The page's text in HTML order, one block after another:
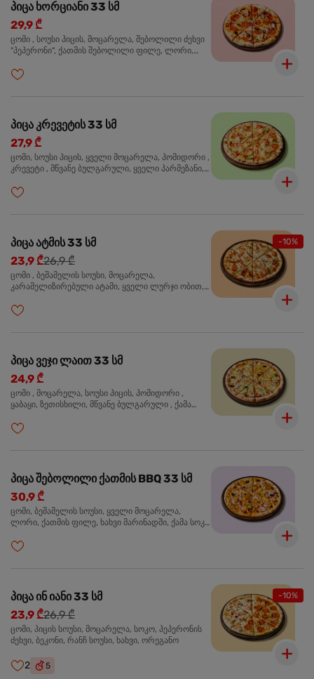
პიცა ხორციანი 33 სმ
29,9 ₾
ცომი , სოუსი პიცის, მოცარელა, შებოლილი ძეხვი
"პეპერონი", ქათმის შებოლილი ფილე, ლორი,
პიცა კრევეტის 33 სმ
27,9 ₾
ცომი, სოუსი პიცის, ყველი მოცარელა, პომიდორი ,
კრევეტი , მწვანე ბულგარული, ყველი პარმეზანი,
-10%
პიცა ატმის 33 სმ
23,9 ₾26,9 ₾
ცომი , ბეშამელის სოუსი, მოცარელა,
კარამელიზირებული ატამი, ყველი ლურჯი ობით,
პიცა ვეჯი ლაით 33 სმ
24,9 ₾
ცომი , მოცარელა, სოუსი პიცის, პომიდორი ,
ყაბაყი, ზეთისხილი, მწვანე ბულგარული , ქამა
პიცა შებოლილი ქათმის BBQ 33 სმ
30,9 ₾
ცომი, ბეშამელის სოუსი, ყველი მოცარელა,
ლორი, ქათმის ფილე, ხახვი მარინადში, ქამა სოკო
-10%
პიცა ინ იანი 33 სმ
23,9 ₾26,9 ₾
ცომი, პიცის სოუსი, მოცარელა, სოკო, პეპერონის
ძეხვი, ბეკონი, რანჩ სოუსი, ხახვი, ორეგანო
2 5